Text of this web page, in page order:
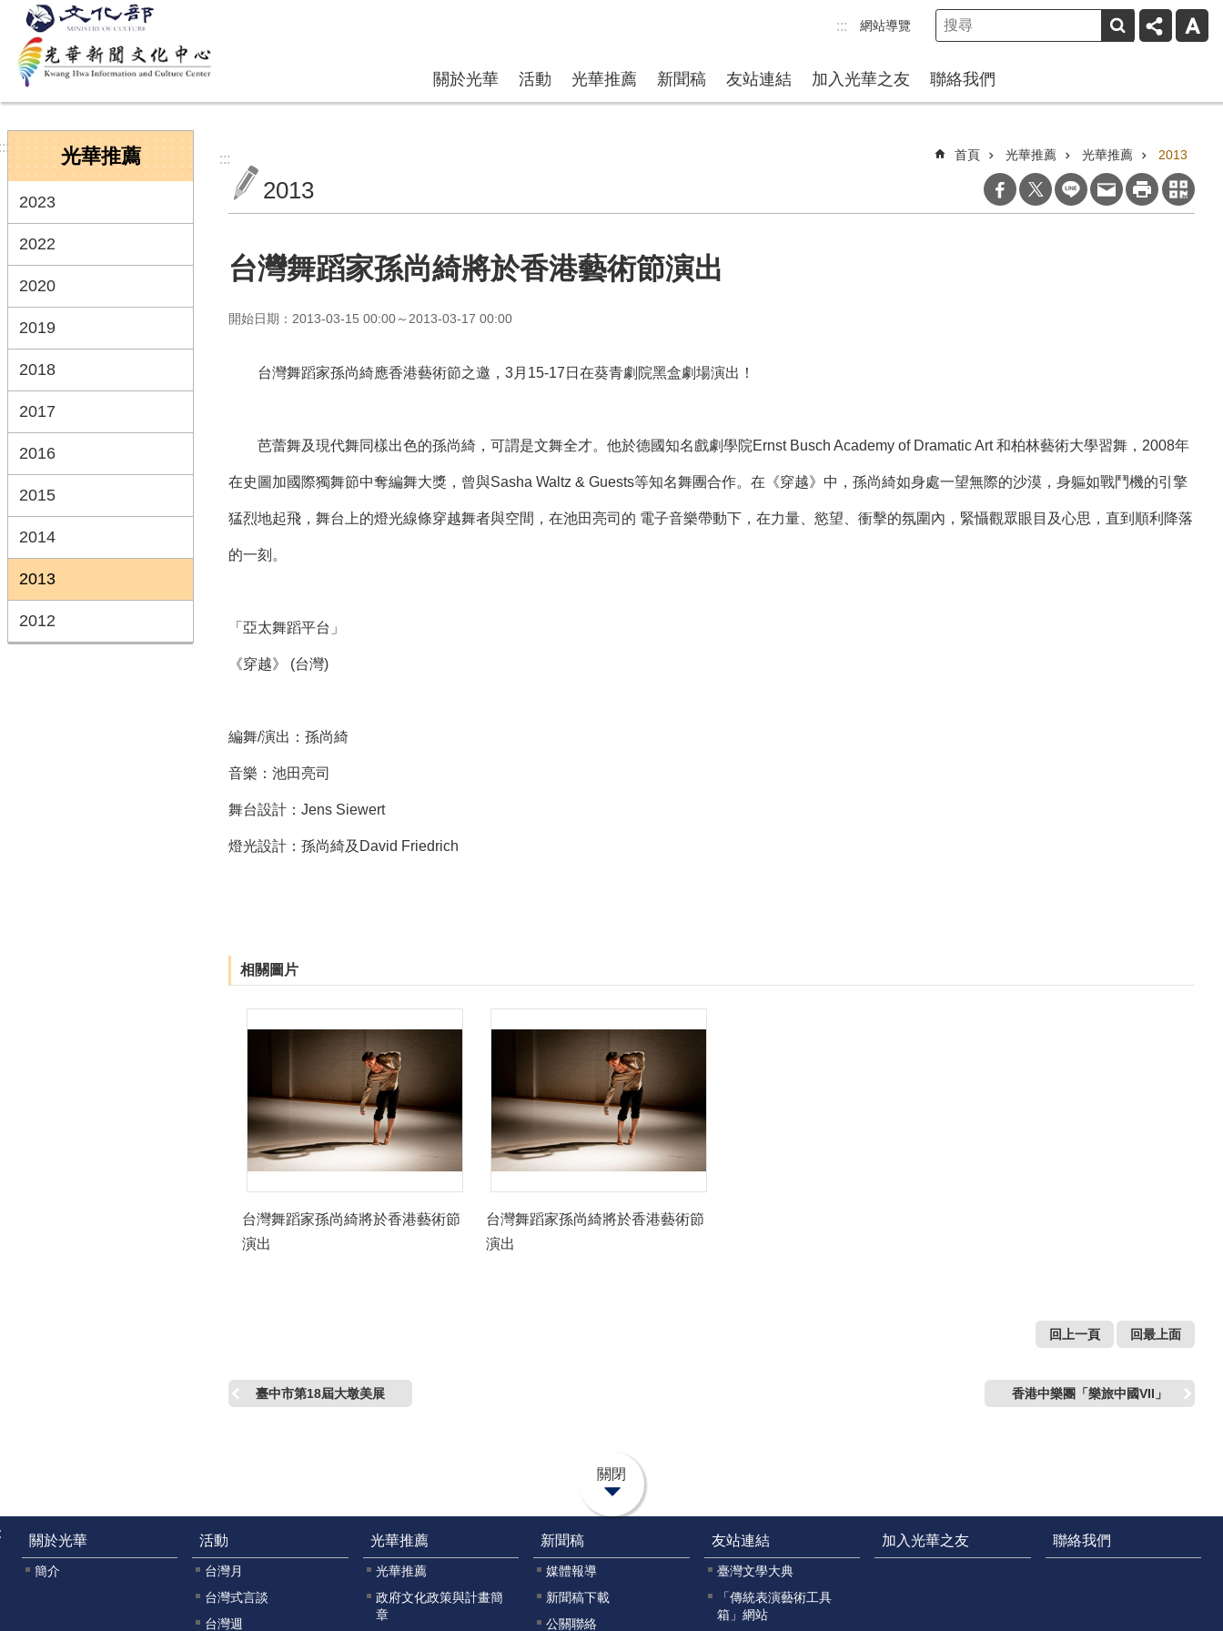
跳到主要內容區塊
::: 網站導覽
關於光華 活動 光華推薦 新聞稿 友站連結 加入光華之友 聯絡我們
光華推薦
2023
2022
2020
2019
2018
2017
2016
2015
2014
2013
2012
::: 首頁 光華推薦 光華推薦 2013
2013
台灣舞蹈家孫尚綺將於香港藝術節演出
開始日期：2013-03-15 00:00～2013-03-17 00:00
台灣舞蹈家孫尚綺應香港藝術節之邀，3月15-17日在葵青劇院黑盒劇場演出！
芭蕾舞及現代舞同樣出色的孫尚綺，可謂是文舞全才。他於德國知名戲劇學院Ernst Busch Academy of Dramatic Art 和柏林藝術大學習舞，2008年
在史圖加國際獨舞節中奪編舞大獎，曾與Sasha Waltz & Guests等知名舞團合作。在《穿越》中，孫尚綺如身處一望無際的沙漠，身軀如戰鬥機的引擎
猛烈地起飛，舞台上的燈光線條穿越舞者與空間，在池田亮司的 電子音樂帶動下，在力量、慾望、衝擊的氛圍內，緊懾觀眾眼目及心思，直到順利降落
的一刻。
「亞太舞蹈平台」
《穿越》 (台灣)
編舞/演出：孫尚綺
音樂：池田亮司
舞台設計：Jens Siewert
燈光設計：孫尚綺及David Friedrich
相關圖片
台灣舞蹈家孫尚綺將於香港藝術節
演出
台灣舞蹈家孫尚綺將於香港藝術節
演出
回上一頁 回最上面
臺中市第18屆大墩美展 香港中樂團「樂旅中國VII」
關閉
關於光華
簡介
活動
台灣月
台灣式言談
台灣週
光華推薦
光華推薦
政府文化政策與計畫簡
章
新聞稿
媒體報導
新聞稿下載
公關聯絡
友站連結
臺灣文學大典
「傳統表演藝術工具
箱」網站
加入光華之友 聯絡我們